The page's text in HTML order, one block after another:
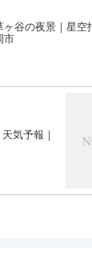
ヶ谷の夜景｜星空
市
気予報｜